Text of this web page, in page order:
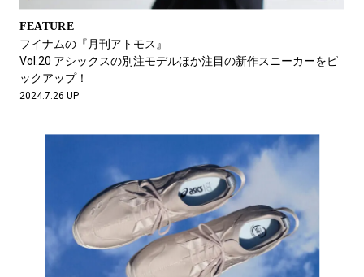
FEATURE
フイナムの『月刊アトモス』
Vol.20 アシックスの別注モデルほか注目の新作スニーカーをピ
ックアップ！
2024.7.26 UP